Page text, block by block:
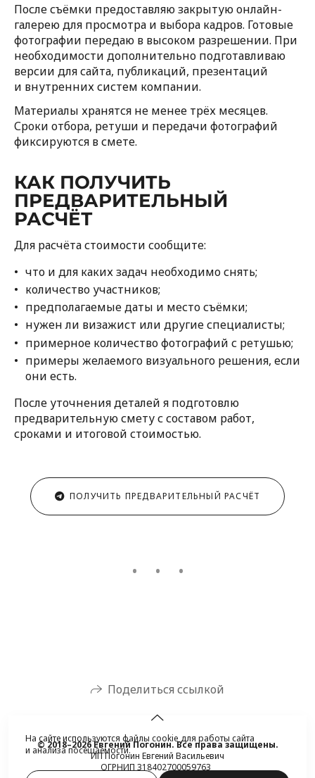
После съёмки предоставляю закрытую онлайн-
галерею для просмотра и выбора кадров. Готовые
фотографии передаю в высоком разрешении. При
необходимости дополнительно подготавливаю
версии для сайта, публикаций, презентаций
и внутренних систем компании.
Материалы хранятся не менее трёх месяцев.
Сроки отбора, ретуши и передачи фотографий
фиксируются в смете.
КАК ПОЛУЧИТЬ
ПРЕДВАРИТЕЛЬНЫЙ
РАСЧЁТ
Для расчёта стоимости сообщите:
что и для каких задач необходимо снять;
количество участников;
предполагаемые даты и место съёмки;
нужен ли визажист или другие специалисты;
примерное количество фотографий с ретушью;
примеры желаемого визуального решения, если
они есть.
После уточнения деталей я подготовлю
предварительную смету с составом работ,
сроками и итоговой стоимостью.
ПОЛУЧИТЬ ПРЕДВАРИТЕЛЬНЫЙ РАСЧЁТ
Поделиться ссылкой
© 2018–2026 Евгений Погонин. Все права защищены.
ИП Погонин Евгений Васильевич
ОГРНИП 318402700059763
На сайте используются файлы cookie для работы сайта
и анализа посещаемости.